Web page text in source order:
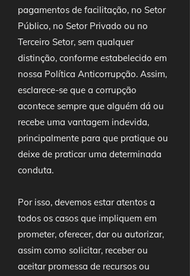
pagamentos de facilitação, no Setor
Público, no Setor Privado ou no
Terceiro Setor, sem qualquer
distinção, conforme estabelecido em
nossa Política Anticorrupção. Assim,
esclarece-se que a corrupção
acontece sempre que alguém dá ou
recebe uma vantagem indevida,
principalmente para que pratique ou
deixe de praticar uma determinada
conduta.
Por isso, devemos estar atentos a
todos os casos que impliquem em
prometer, oferecer, dar ou autorizar,
assim como solicitar, receber ou
aceitar promessa de recursos ou